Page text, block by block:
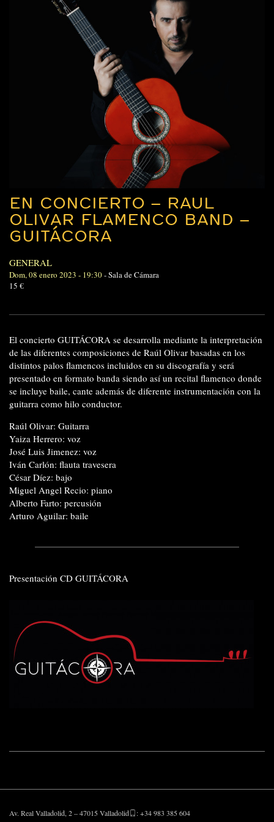
EN CONCIERTO – RAUL
OLIVAR FLAMENCO BAND –
GUITÁCORA
GENERAL
Dom, 08 enero 2023 - 19:30-Sala de Cámara
15 €
El concierto GUITÁCORA se desarrolla mediante la interpretación
de las diferentes composiciones de Raúl Olivar basadas en los
distintos palos flamencos incluidos en su discografía y será
presentado en formato banda siendo así un recital flamenco donde
se incluye baile, cante además de diferente instrumentación con la
guitarra como hilo conductor.
Raúl Olivar: Guitarra
Yaiza Herrero: voz
José Luis Jimenez: voz
Iván Carlón: flauta travesera
César Díez: bajo
Miguel Angel Recio: piano
Alberto Farto: percusión
Arturo Aguilar: baile
Presentación CD GUITÁCORA
Av. Real Valladolid, 2 – 47015 Valladolid : +34 983 385 604